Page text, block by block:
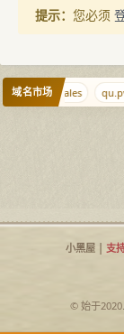
提示： 您必须
域名市场5.wales
小黑屋| 支
© 始于